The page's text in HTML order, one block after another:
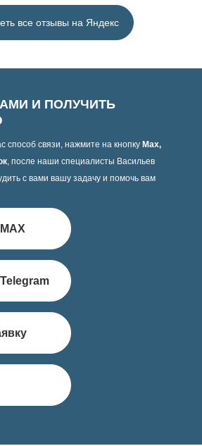
все отзывы на Яндекс
И ПОЛУЧИТЬ
способ связи, нажмите на кнопку Max,
, после наши специалисты Васильев
с вами вашу задачу и помочь вам